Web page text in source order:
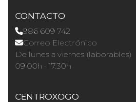
CONTACTO
986 609 742
Correo Electrónico
De lunes a viernes (laborables)
09.00h · 17.30h
CENTROXOGO